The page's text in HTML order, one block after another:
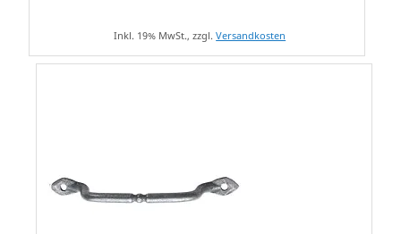
Inkl. 19% MwSt., zzgl.Versandkosten